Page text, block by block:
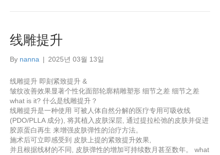
线雕提升
By nanna | 2025년 03월 13일
线雕提升 即刻紧致提升 &
皱纹改善效果显著个性化面部轮廓精雕塑形 细节之差 细节之差
what is it? 什么是线雕提升？
线雕提升是一种使用 可被人体自然分解的医疗专用可吸收线
(PDO/PLLA 成分), 将其植入皮肤深层, 通过提拉松弛的皮肤并促进
胶原蛋白再生 来增强皮肤弹性的治疗方法。
施术后可立即感受到 皮肤上提的紧致提升效果,
并且根据线材的不同, 皮肤弹性的增加可持续数月甚至数年。 what